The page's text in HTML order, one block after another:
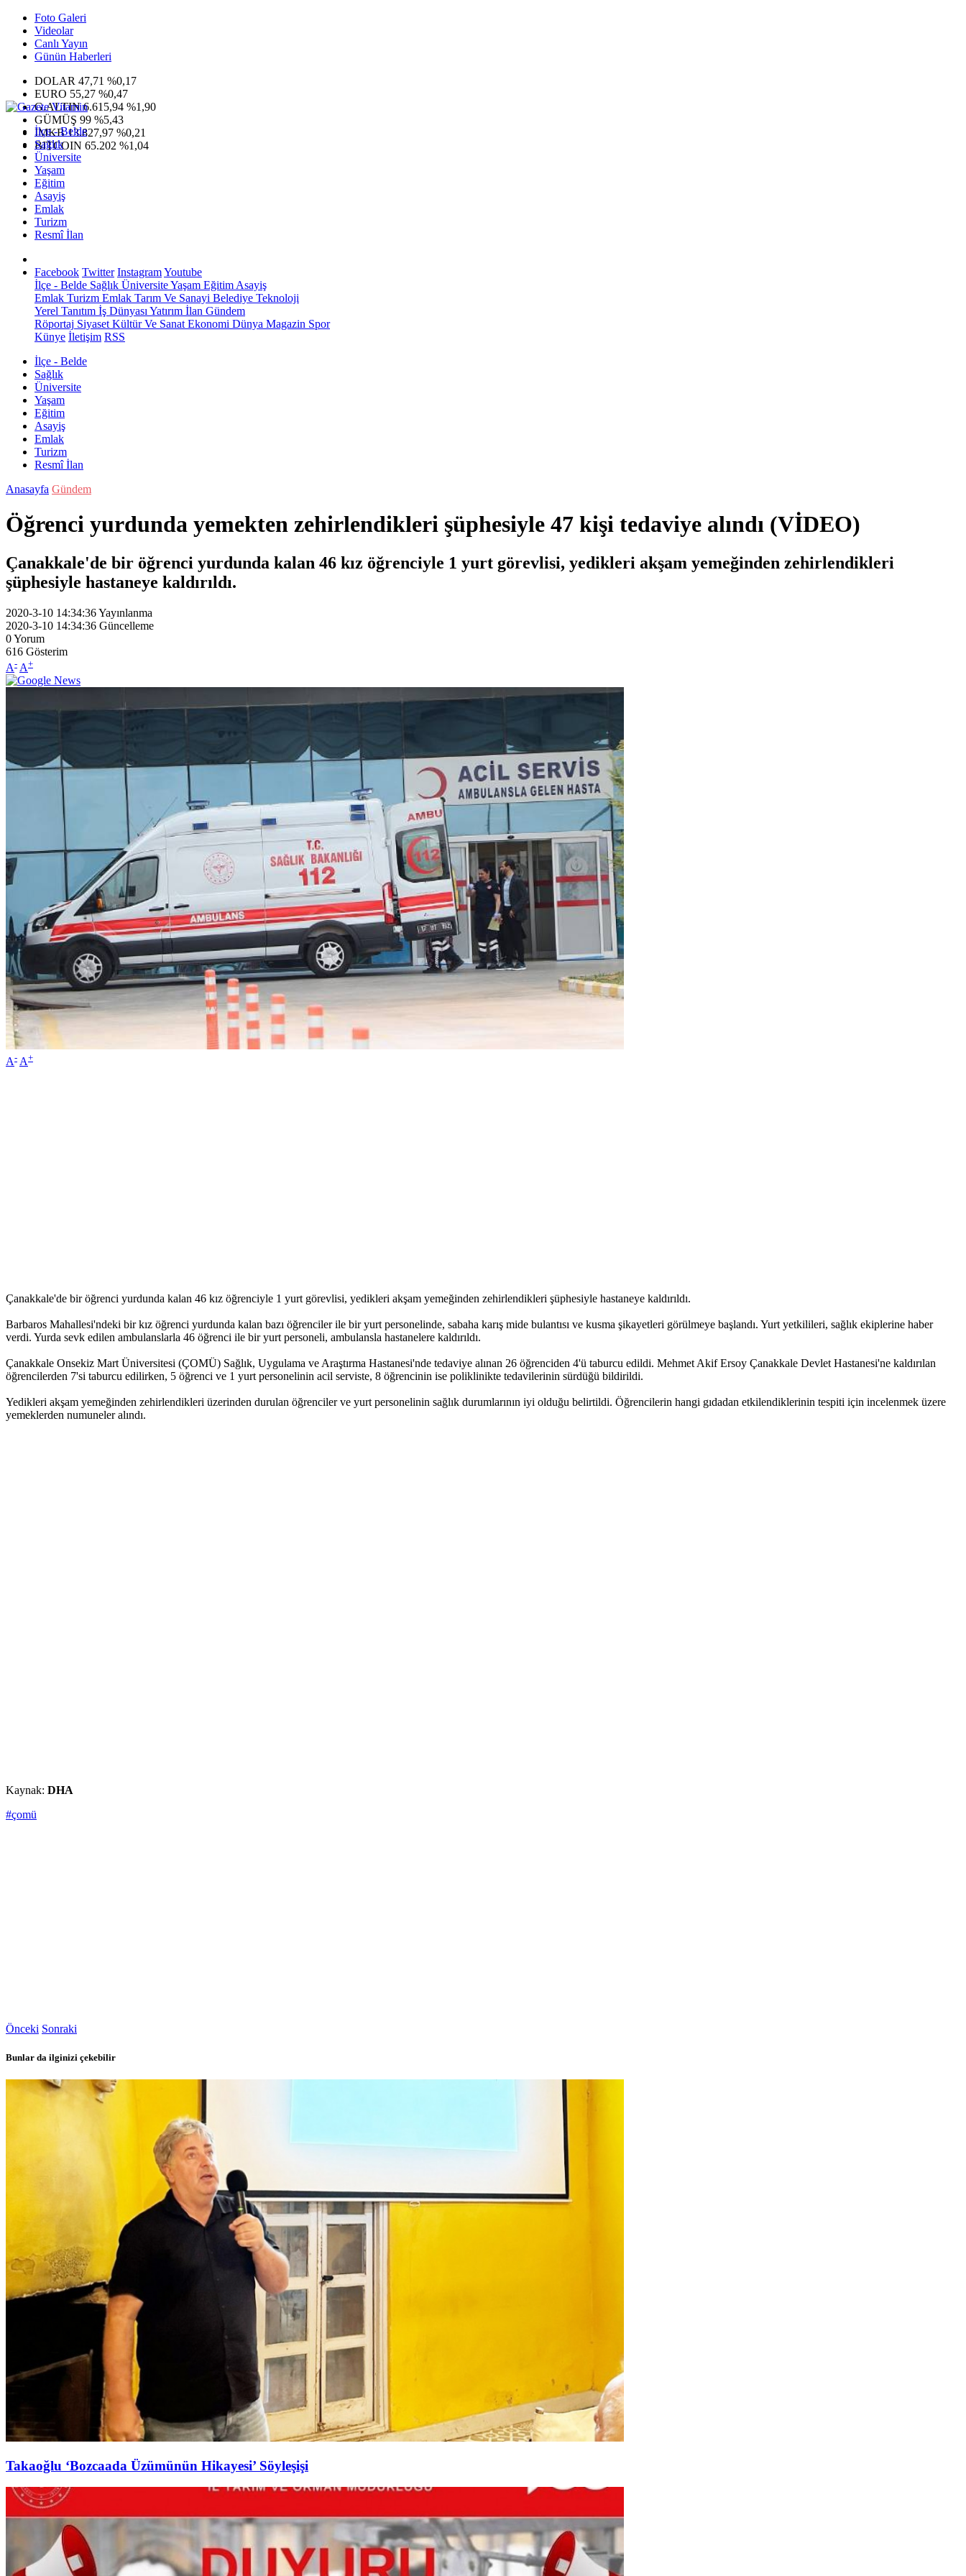
Foto Galeri
Videolar
Canlı Yayın
Günün Haberleri
DOLAR 47,71 %0,17
EURO 55,27 %0,47
G.ALTIN6.615,94 %1,90
GÜMÜŞ 99 %5,43
IMKB13.827,97 %0,21
BITCOIN 65.202 %1,04
İlçe - Belde
Sağlık
Üniversite
Yaşam
Eğitim
Asayiş
Emlak
Turizm
Resmî İlan
Facebook Twitter InstagramYoutube
İlçe - Belde Sağlık ÜniversiteYaşam Eğitim Asayiş
Emlak Turizm Emlak Tarım Ve Sanayi Belediye Teknoloji
Yerel Tanıtım İş Dünyası Yatırım İlan Gündem
Röportaj Siyaset Kültür Ve Sanat Ekonomi Dünya Magazin Spor
Künye İletişim RSS
İlçe - Belde
Sağlık
Üniversite
Yaşam
Eğitim
Asayiş
Emlak
Turizm
Resmî İlan
Anasayfa Gündem
Öğrenci yurdunda yemekten zehirlendikleri şüphesiyle 47 kişi tedaviye alındı (VİDEO)
Çanakkale'de bir öğrenci yurdunda kalan 46 kız öğrenciyle 1 yurt görevlisi, yedikleri akşam yemeğinden zehirlendikleri
şüphesiyle hastaneye kaldırıldı.
2020-3-10 14:34:36Yayınlanma
2020-3-10 14:34:36 Güncelleme
0Yorum
616 Gösterim
A- A+
A- A+
Çanakkale'de bir öğrenci yurdunda kalan 46 kız öğrenciyle 1 yurt görevlisi, yedikleri akşam yemeğinden zehirlendikleri şüphesiyle hastaneye kaldırıldı.
Barbaros Mahallesi'ndeki bir kız öğrenci yurdunda kalan bazı öğrenciler ile bir yurt personelinde, sabaha karış mide bulantısı ve kusma şikayetleri görülmeye başlandı. Yurt yetkilileri, sağlık ekiplerine haber
verdi. Yurda sevk edilen ambulanslarla 46 öğrenci ile bir yurt personeli, ambulansla hastanelere kaldırıldı.
Çanakkale Onsekiz Mart Üniversitesi (ÇOMÜ) Sağlık, Uygulama ve Araştırma Hastanesi'nde tedaviye alınan 26 öğrenciden 4'ü taburcu edildi. Mehmet Akif Ersoy Çanakkale Devlet Hastanesi'ne kaldırılan
öğrencilerden 7'si taburcu edilirken, 5 öğrenci ve 1 yurt personelinin acil serviste, 8 öğrencinin ise poliklinikte tedavilerinin sürdüğü bildirildi.
Yedikleri akşam yemeğinden zehirlendikleri üzerinden durulan öğrenciler ve yurt personelinin sağlık durumlarının iyi olduğu belirtildi. Öğrencilerin hangi gıdadan etkilendiklerinin tespiti için incelenmek üzere
yemeklerden numuneler alındı.
Kaynak: DHA
#çomü
Önceki Sonraki
Bunlar da ilginizi çekebilir
Takaoğlu ‘Bozcaada Üzümünün Hikayesi’ Söyleşişi